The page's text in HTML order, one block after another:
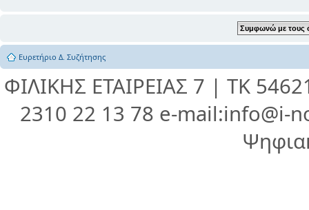
Ευρετήριο Δ. Συζήτησης
ΦΙΛΙΚΗΣ ΕΤΑΙΡΕΙΑΣ 7 | ΤΚ
2310 22 13 78 e-mail:info@i-